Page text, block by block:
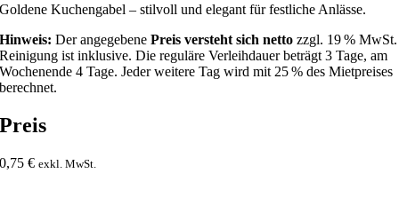
Goldene Kuchengabel – stilvoll und elegant für festliche Anlässe.
Hinweis: Der angegebenePreis versteht sich netto zzgl. 19 % MwSt.
Reinigung ist inklusive. Die reguläre Verleihdauer beträgt 3 Tage, am
Wochenende 4 Tage. Jeder weitere Tag wird mit 25 % des Mietpreises
berechnet.
Preis
0,75€ exkl. MwSt.